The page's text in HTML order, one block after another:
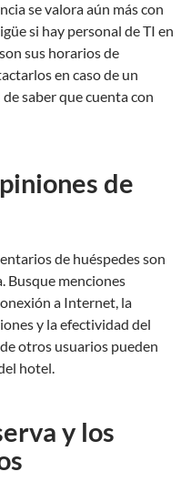
se valora aún más con
si hay personal de TI en
sus horarios de
en caso de un
saber que cuenta con
de
de huéspedes son
Busque menciones
a Internet, la
y la efectividad del
otros usuarios pueden
hotel.
y los